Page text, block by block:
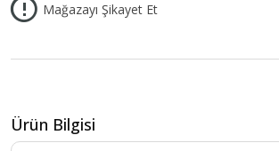
Mağazayı Şikayet Et
Ürün Bilgisi